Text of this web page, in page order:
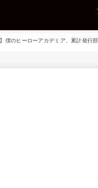
】僕のヒーローアカデミア、累計発行